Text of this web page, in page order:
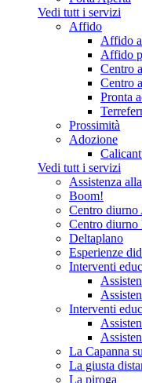
Vedi tutt i servizi
Affido
Affido
Affido
Centro
Centro
Pronta
Prossimità
Adozione
Vedi tutt i servizi
Assistenza
Boom!
Centro diurno
Centro
Deltaplano
Esperienze
Interventi
Interventi
La Capanna
La giusta
La piroga